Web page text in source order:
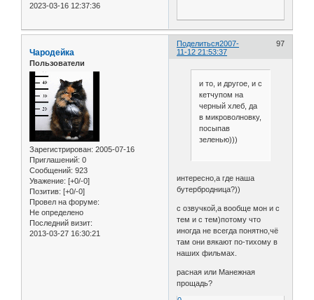
2023-03-16 12:37:36
Поделиться 97
2007-
11-12 21:53:37
Чародейка
Пользователи
Зарегистрирован: 2005-07-16
Приглашений: 0
Сообщений: 923
Уважение: [+0/-0]
Позитив: [+0/-0]
Провел на форуме:
Не определено
Последний визит:
2013-03-27 16:30:21
и то, и другое, и с
кетчупом на
черный хлеб, да
в микроволновку,
посыпав
зеленью)))
интересно,а где наша
бутербродница?))
с озвучкой,а вообще мон и с
тем и с тем)потому что
иногда не всегда понятно,чё
там они вякают по-тихому в
наших фильмах.
расная или Манежная
прощадь?